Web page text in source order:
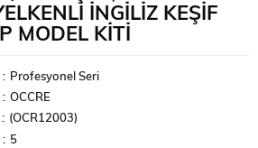
İNGILIZ KEŞIF
MODEL KITI
: Profesyonel Seri
: OCCRE
(OCR12003)
: 5